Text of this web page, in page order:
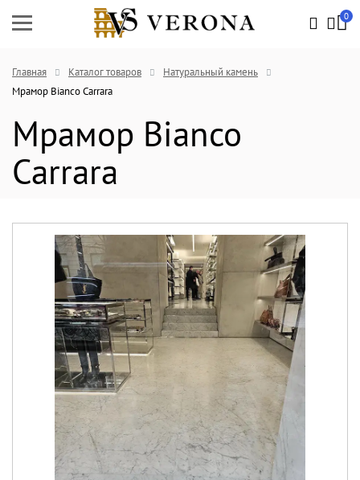
0
Главная Каталог товаров
Натуральный камень
Мрамор Bianco Carrara
Мрамор Bianco
Carrara